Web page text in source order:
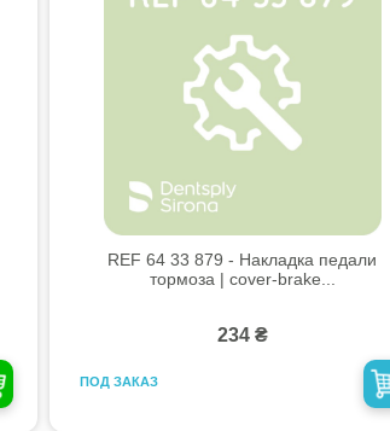
REF 64 33 879 - Накладка педали
тормоза | cover-brake...
234 ₴
ПОД ЗАКАЗ